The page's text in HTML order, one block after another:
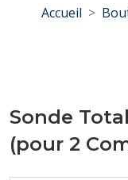
Accueil
Sonde
(pour 2